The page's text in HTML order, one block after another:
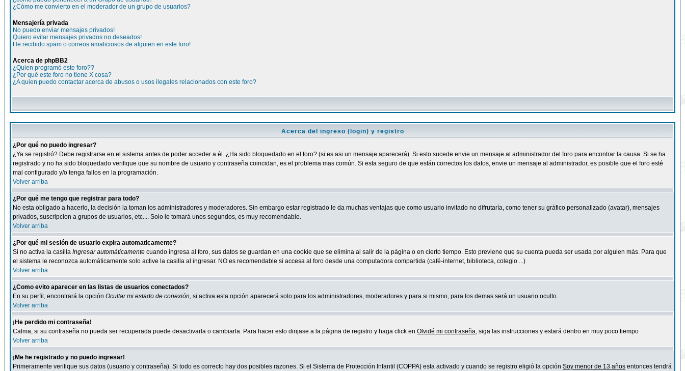
¿Cómo me convierto en el moderador de un grupo de usuarios?
Mensajería privada
No puedo enviar mensajes privados!
Quiero evitar mensajes privados no deseados!
He recibido spam o correos amaliciosos de alguien en este foro!
Acerca de phpBB2
¿Quien programó este foro??
¿Por qué este foro no tiene X cosa?
¿A quien puedo contactar acerca de abusos o usos ilegales relacionados con este foro?
Acerca del ingreso (login) y registro
¿Por qué no puedo ingresar?
¿Ya se registró? Debe registrarse en el sistema antes de poder acceder a él. ¿Ha sido bloquedado en el foro? (si es asi un mensaje aparecerá). Si esto sucede envie un mensaje al administrador del foro para encontrar la causa. Si se ha
registrado y no ha sido bloquedado verifique que su nombre de usuario y contraseña coincidan, es el problema mas común. Si esta seguro de que están correctos los datos, envie un mensaje al administrador, es posible que el foro esté
mal configurado y/o tenga fallos en la programación.
Volver arriba
¿Por qué me tengo que registrar para todo?
No esta obligado a hacerlo, la decisión la toman los administradores y moderadores. Sin embargo estar registrado le da muchas ventajas que como usuario invitado no difrutaría, como tener su gráfico personalizado (avatar), mensajes
privados, suscripcion a grupos de usuarios, etc.... Solo le tomará unos segundos, es muy recomendable.
Volver arriba
¿Por qué mi sesión de usuario expira automaticamente?
Si no activa la casilla Ingresar automáticamente cuando ingresa al foro, sus datos se guardan en una cookie que se elimina al salir de la página o en cierto tiempo. Esto previene que su cuenta pueda ser usada por alguien más. Para que
el sistema le reconozca automáticamente solo active la casilla al ingresar. NO es recomendable si accesa al foro desde una computadora compartida (café-internet, biblioteca, colegio ...)
Volver arriba
¿Como evito aparecer en las listas de usuarios conectados?
En su perfil, encontrará la opción Ocultar mi estado de conexión, si activa esta opción aparecerá solo para los administradores, moderadores y para si mismo, para los demas será un usuario oculto.
Volver arriba
¡He perdido mi contraseña!
Calma, si su contraseña no pueda ser recuperada puede desactivarla o cambiarla. Para hacer esto dirijase a la página de registro y haga click en Olvidé mi contraseña, siga las instrucciones y estará dentro en muy poco tiempo
Volver arriba
¡Me he registrado y no puedo ingresar!
Primeramente verifique sus datos (usuario y contraseña). Si todo es correcto hay dos posibles razones. Si el Sistema de Protección Infantil (COPPA) esta activado y cuando se registro eligió la opción Soy menor de 13 años entonces tendrá